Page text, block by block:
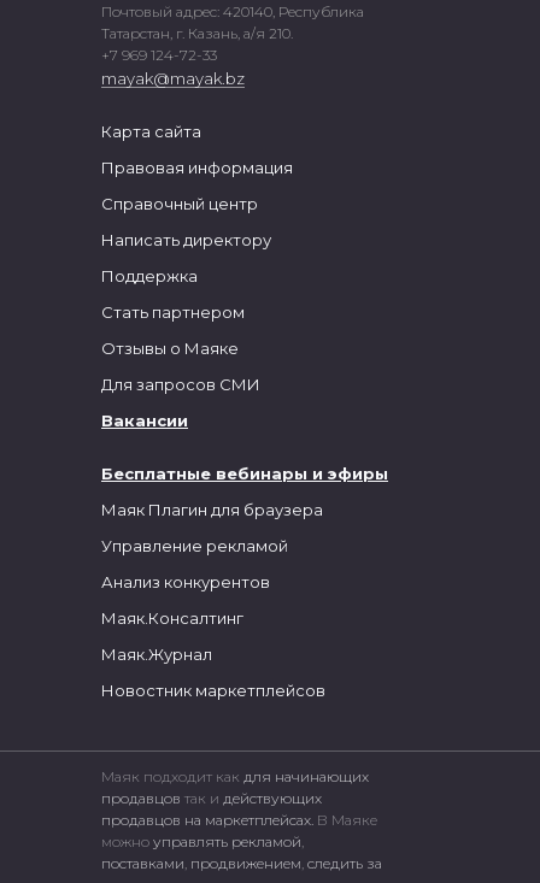
Почтовый адрес: 420140, Республика
Татарстан, г. Казань, а/я 210.
+7 969 124-72-33
mayak@mayak.bz
Бесплатные вебинары и эфиры
Маяк Плагин для браузера
Управление рекламой
Анализ конкурентов
Маяк.Консалтинг
Маяк.Журнал
Новостник маркетплейсов
Карта сайта
Правовая информация
Справочный центр
Написать директору
Поддержка
Стать партнером
Отзывы о Маяке
Для запросов СМИ
Вакансии
Маяк подходит как для начинающих
продавцов так и действующих
продавцов на маркетплейсах. В Маяке
можно управлять рекламой
поставками продвижением следить за